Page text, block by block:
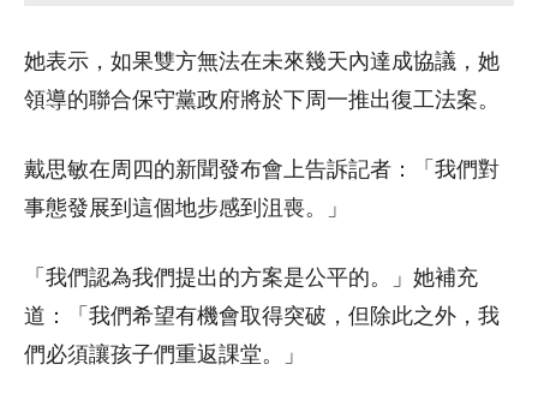
她表示，如果雙方無法在未來幾天內達成協議，她
領導的聯合保守黨政府將於下周一推出復工法案。
戴思敏在周四的新聞發布會上告訴記者：「我們對
事態發展到這個地步感到沮喪。」
「我們認為我們提出的方案是公平的。」她補充
道：「我們希望有機會取得突破，但除此之外，我
們必須讓孩子們重返課堂。」